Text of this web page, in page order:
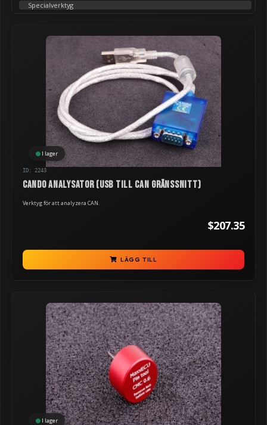
Specialverktyg
I lager
ID: 2243
CANdo analysator (USB till CAN gränssnitt)
Verktyg för att analyzera CAN.
$207.35
LÄGG TILL
I lager